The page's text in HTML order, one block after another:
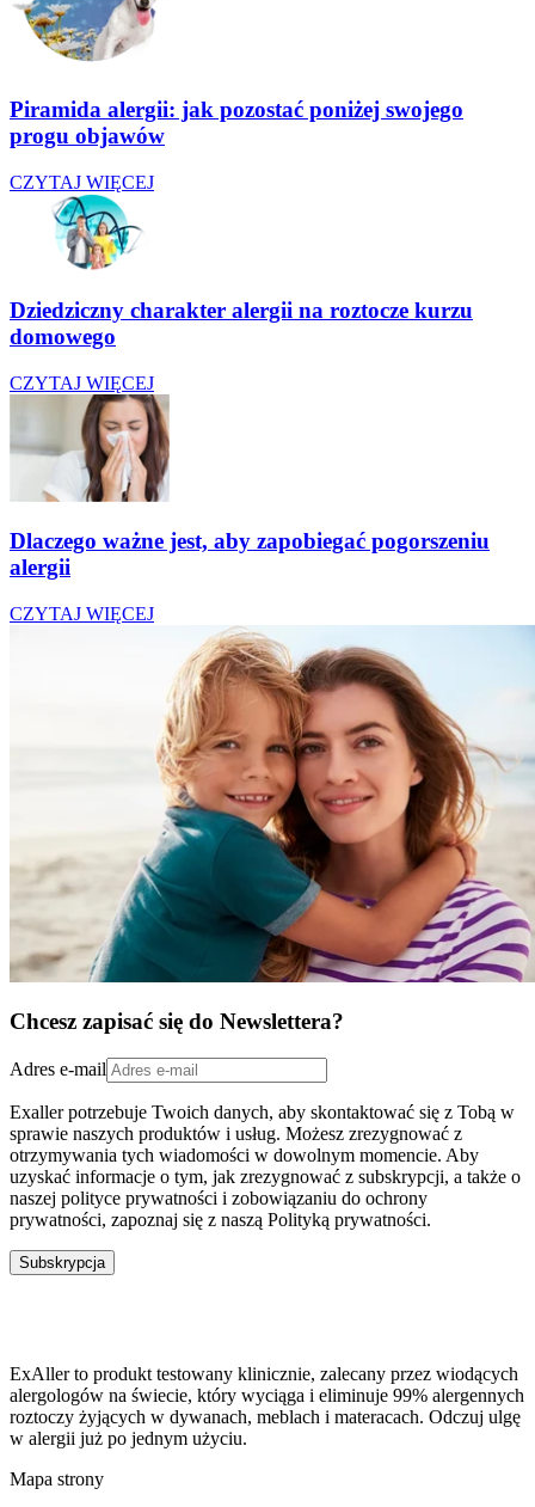
Piramida alergii: jak pozostać poniżej swojego
progu objawów
CZYTAJ WIĘCEJ
Dziedziczny charakter alergii na roztocze kurzu
domowego
CZYTAJ WIĘCEJ
Dlaczego ważne jest, aby zapobiegać pogorszeniu
alergii
CZYTAJ WIĘCEJ
Chcesz zapisać się do Newslettera?
Adres e-mail
Exaller potrzebuje Twoich danych, aby skontaktować się z Tobą w
sprawie naszych produktów i usług. Możesz zrezygnować z
otrzymywania tych wiadomości w dowolnym momencie. Aby
uzyskać informacje o tym, jak zrezygnować z subskrypcji, a także o
naszej polityce prywatności i zobowiązaniu do ochrony
prywatności, zapoznaj się z naszą Polityką prywatności.
Subskrypcja
ExAller to produkt testowany klinicznie, zalecany przez wiodących
alergologów na świecie, który wyciąga i eliminuje 99% alergennych
roztoczy żyjących w dywanach, meblach i materacach. Odczuj ulgę
w alergii już po jednym użyciu.
Mapa strony